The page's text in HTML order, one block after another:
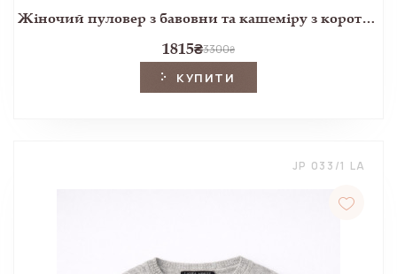
Жіночий пуловер з бавовни та кашеміру з коротким рукавом червоного кольору
1815₴3300₴
КУПИТИ
JP 033/1 LA